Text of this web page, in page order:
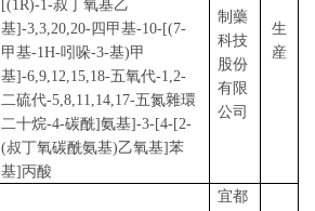
[(1R)-1-叔丁氧基乙
基]-3,3,20,20-四甲基-10-[(7-
甲基-1H-吲哚-3-基)甲
基]-6,9,12,15,18-五氧代-1,2-
二硫代-5,8,11,14,17-五氮雜環
二十烷-4-碳酰]氨基]-3-[4-[2-
(叔丁氧碳酰氨基)乙氧基]苯
基]丙酸
制藥
科技
股份
有限
公司
生
産
宜都